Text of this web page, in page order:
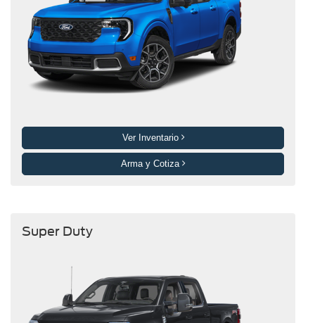
Ver Inventario
Arma y Cotiza
Super Duty